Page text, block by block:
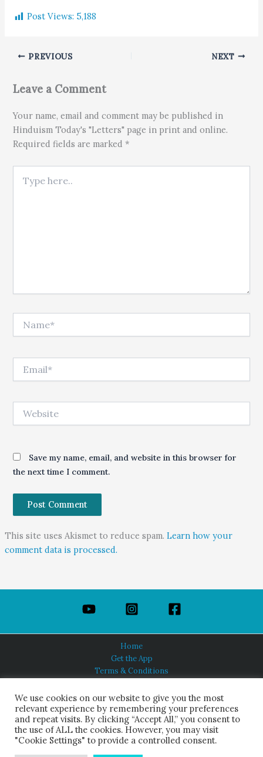
Post Views: 5,188
PREVIOUS NEXT
Leave a Comment
Your name, email and comment may be published in
Hinduism Today's "Letters" page in print and online.
Required fields are marked *
Save my name, email, and website in this browser for
the next time I comment.
This site uses Akismet to reduce spam. Learn how your
comment data is processed.
Home
Get the App
Terms & Conditions
About Us
HINDUISM TODAY®
© 2026 Himalayan Academy Publications. All Rights Reserved.
We use cookies on our website to give you the most
relevant experience by remembering your preferences
and repeat visits. By clicking “Accept All,” you consent to
the use of ALL the cookies. However, you may visit
"Cookie Settings" to provide a controlled consent.